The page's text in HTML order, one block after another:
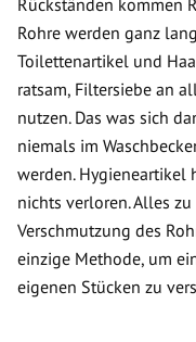
Rückständen kommen
Rohre werden ganz
Toilettenartikel und
ratsam, Filtersiebe an
nutzen. Das was sich
niemals im
werden. Hygieneartikel
nichts verloren. Alles
Verschmutzung des
einzige Methode, um
eigenen Stücken zu